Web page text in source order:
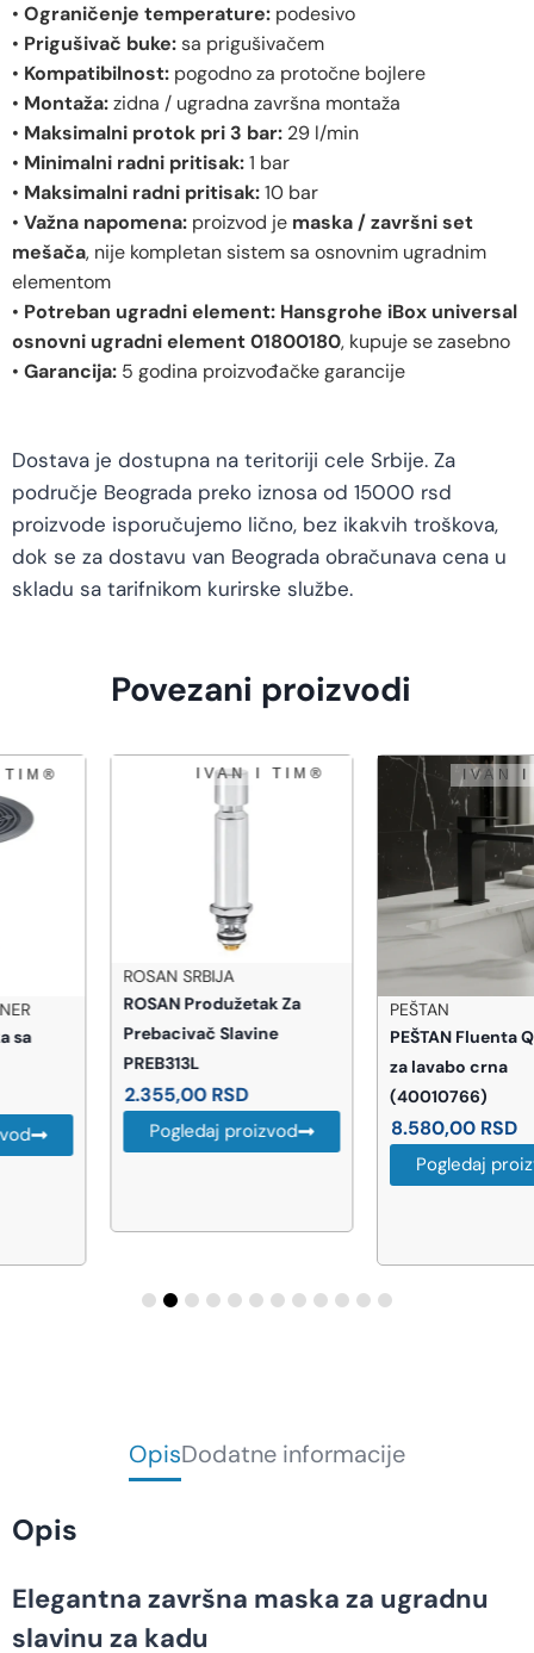
• Ograničenje temperature: podesivo
• Prigušivač buke:sa prigušivačem
• Kompatibilnost: pogodno za protočne bojlere
• Montaža:zidna / ugradna završna montaža
• Maksimalni protok pri 3 bar: 29 l/min
• Minimalni radni pritisak:1 bar
• Maksimalni radni pritisak:10 bar
• Važna napomena: proizvod je maska / završni set
mešača, nije kompletan sistem sa osnovnim ugradnim
elementom
• Potreban ugradni element: Hansgrohe iBox universal
osnovni ugradni element 01800180, kupuje se zasebno
• Garancija: 5 godina proizvođačke garancije
Dostava je dostupna na teritoriji cele Srbije. Za
područje Beograda preko iznosa od 15000 rsd
proizvode isporučujemo lično, bez ikakvih troškova,
dok se za dostavu van Beograda obračunava cena u
skladu sa tarifnikom kurirske službe.
Povezani proizvodi
ROSAN SRBIJA
ROSAN Produžetak Za
Prebacivač Slavine
RSD
Pogledaj proizvod
PEŠTAN
PEŠTAN Fluenta QL slavina
za lavabo crna
8.580,00 RSD
Pogledaj proizvod
OpisDodatne informacije
Opis
Elegantna završna maska za ugradnu
slavinu za kadu